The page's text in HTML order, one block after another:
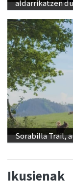
aldarrikatzen
Sorabilla Trail,
Ikusienak